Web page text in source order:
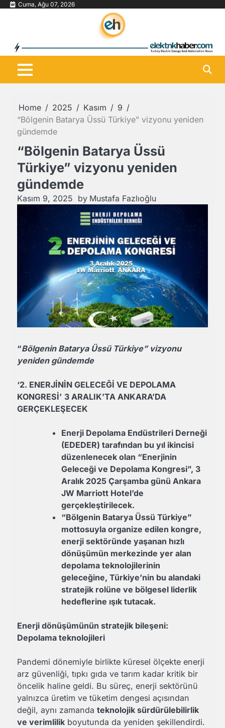
Skip Cuma, Ağu 07, 2026
Home 2025 Kasım
9
“Bölgenin Batarya Üssü Türkiye” vizyonu yeniden
gündemde
“Bölgenin Batarya Üssü
Türkiye” vizyonu yeniden
gündemde
Kasım 9, 2025 by Mustafa Fazlıoğlu
“Bölgenin Batarya Üssü Türkiye” vizyonu
yeniden gündemde
‘2. ENERJİNİN GELECEĞİ VE DEPOLAMA
KONGRESİ’ 3 ARALIK’TA ANKARA’DA
GERÇEKLEŞECEK
Enerji Depolama Endüstrileri Derneği
(EDEDER) tarafından bu yıl ikincisi
düzenlenecek olan “Enerjinin
Geleceği ve Depolama Kongresi”, 3
Aralık 2025 Çarşamba günü Ankara
JW Marriott Hotel’de
gerçekleştirilecek.
“Bölgenin Batarya Üssü Türkiye”
mottosuyla organize edilen kongre,
enerji sektöründe yaşanan hızlı
dönüşümün merkezinde yer alan
depolama teknolojilerinin
geleceğine, Türkiye’nin bu alandaki
stratejik rolüne ve bölgesel liderlik
hedeflerine ışık tutacak.
Enerji dönüşümünün stratejik bileşeni:
Depolama teknolojileri
Pandemi dönemiyle birlikte küresel ölçekte enerji
arz güvenliği, tıpkı gıda ve tarım kadar kritik bir
öncelik haline geldi. Bu süreç, enerji sektörünü
yalnızca üretim ve tüketim dengesi açısından
değil, aynı zamanda teknolojik sürdürülebilirlik
ve verimlilik boyutunda da yeniden şekillendirdi.